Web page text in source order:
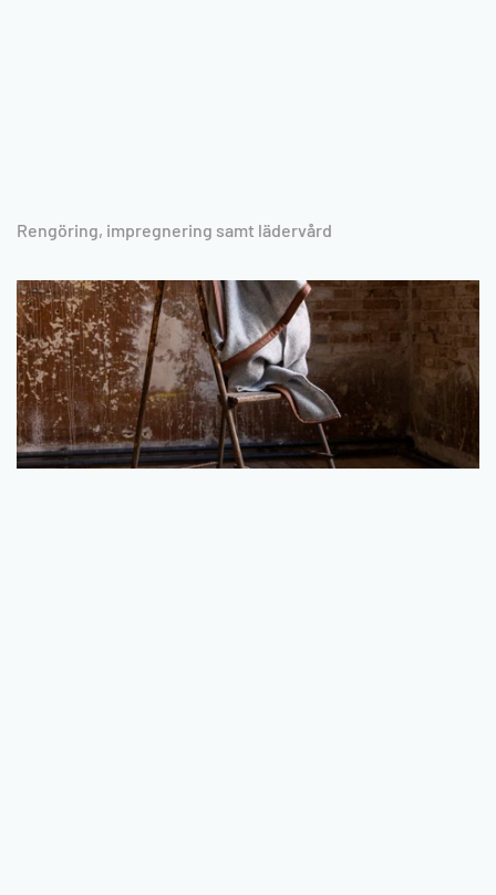
Rengöring, impregnering samt lädervård